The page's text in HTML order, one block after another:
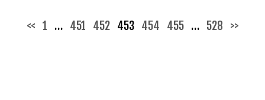
Vetëm një javë më parë, ky grup ka publikuar këngën
Posts
<< 1 … 451 452 453 454 455 … 528 >>